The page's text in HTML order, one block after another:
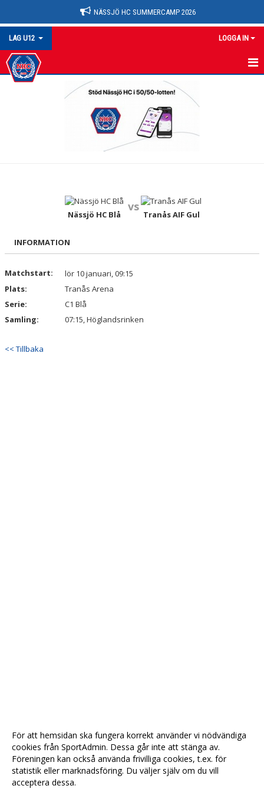
NÄSSJÖ HC SUMMERCAMP 2026
LAG U12 LOGGA IN
U12
DOKUMENT
Nässjö HC Blå
vs
Tranås AIF Gul
INFORMATION
Matchstart:
lör 10 januari, 09:15
Plats:
Tranås Arena
Serie:
C1 Blå
Samling:
07:15, Höglandsrinken
<< Tillbaka
För att hemsidan ska fungera korrekt använder vi nödvändiga
cookies från SportAdmin. Dessa går inte att stänga av.
Föreningen kan också använda frivilliga cookies, t.ex. för
statistik eller marknadsföring. Du väljer själv om du vill
acceptera dessa.